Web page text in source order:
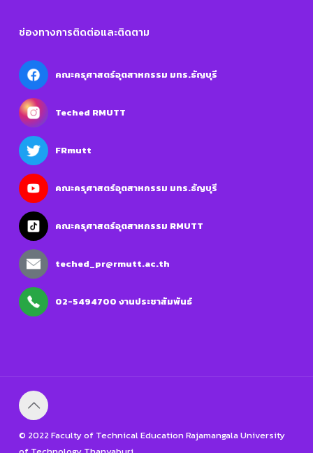
ช่องทางการติดต่อและติดตาม
คณะครุศาสตร์อุตสาหกรรม มทร.ธัญบุรี
Teched RMUTT
FRmutt
คณะครุศาสตร์อุตสาหกรรม มทร.ธัญบุรี
คณะครุศาสตร์อุตสาหกรรม RMUTT
teched_pr@rmutt.ac.th
02-5494700 งานประชาสัมพันธ์
© 2022 Faculty of Technical Education Rajamangala University